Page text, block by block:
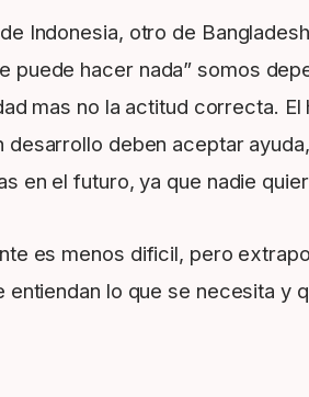
Indonesia, otro de
puede hacer nada” somos
mas no la actitud correcta.
deben aceptar
en el futuro, ya que nadie
es menos dificil, pero
lo que se necesita y